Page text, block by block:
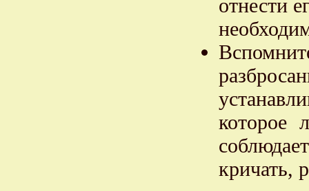
отнести
которое
кричать,